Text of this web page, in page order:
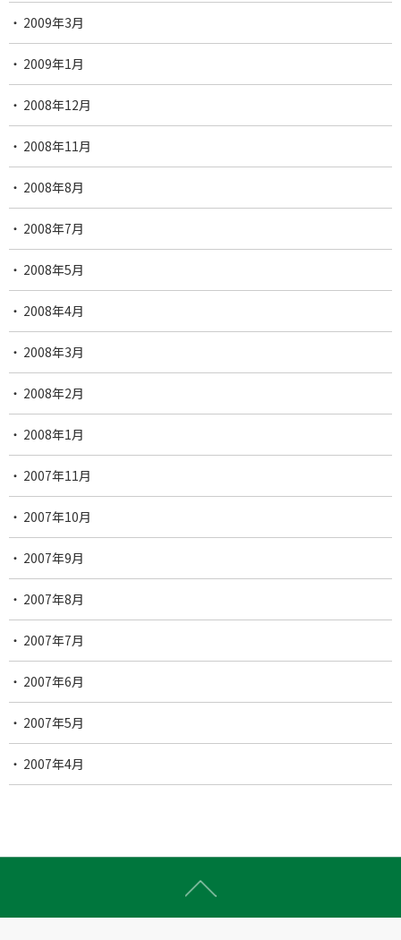
2009年3月
2009年1月
2008年12月
2008年11月
2008年8月
2008年7月
2008年5月
2008年4月
2008年3月
2008年2月
2008年1月
2007年11月
2007年10月
2007年9月
2007年8月
2007年7月
2007年6月
2007年5月
2007年4月